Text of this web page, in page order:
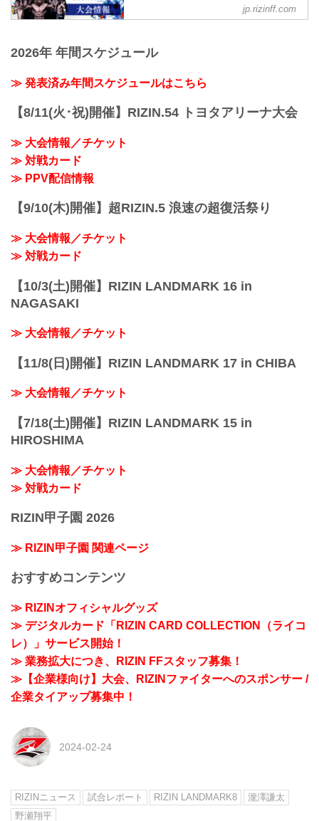
RIZIN LANDMARK 8 in SAGA 大会概要
始
終了予定時間
※試合内容、イベント進行によって終了
予定時間が前後することがありますので
［30］SAGAサンライズパーク・自動車
試験場行き
jp.rizinff.com
2026年 年間スケジュール
≫ 発表済み年間スケジュールはこちら
【8/11(火･祝)開催】RIZIN.54 トヨタアリーナ大会
≫ 大会情報／チケット
≫ 対戦カード
≫ PPV配信情報
【9/10(木)開催】超RIZIN.5 浪速の超復活祭り
≫ 大会情報／チケット
≫ 対戦カード
【10/3(土)開催】RIZIN LANDMARK 16 in
NAGASAKI
≫ 大会情報／チケット
【11/8(日)開催】RIZIN LANDMARK 17 in CHIBA
≫ 大会情報／チケット
【7/18(土)開催】RIZIN LANDMARK 15 in
HIROSHIMA
≫ 大会情報／チケット
≫ 対戦カード
RIZIN甲子園 2026
≫ RIZIN甲子園 関連ページ
おすすめコンテンツ
≫ RIZINオフィシャルグッズ
≫ デジタルカード「RIZIN CARD COLLECTION（ライコ
レ）」サービス開始！
≫ 業務拡大につき、RIZIN FFスタッフ募集！
≫【企業様向け】大会、RIZINファイターへのスポンサー /
企業タイアップ募集中！
2024-02-24
RIZINニュース 試合レポート RIZIN LANDMARK8
瀧澤謙太
野瀬翔平